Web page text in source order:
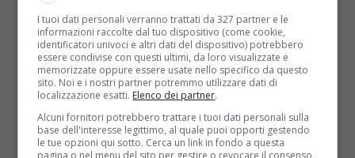
Ingredienti
Acciughe: 2
Burro: 100 grammi
Basilico
Timo
Perla preparazione prima di tutto sciogliete le tre
I tuoi dati personali verranno trattati da 327 partner e le
informazioni raccolte dal tuo dispositivo (come cookie,
identificatori univoci e altri dati del dispositivo) potrebbero
essere condivise con questi ultimi, da loro visualizzate e
memorizzate oppure essere usate nello specifico da questo
sito. Noi e i nostri partner potremmo utilizzare dati di
localizzazione esatti. Elenco dei partner.
Alcuni fornitori potrebbero trattare i tuoi dati personali sulla
base dell'interesse legittimo, al quale puoi opporti gestendo
le tue opzioni qui sotto. Cerca un link in fondo a questa
pagina o nel menu del sito per gestire o revocare il consenso